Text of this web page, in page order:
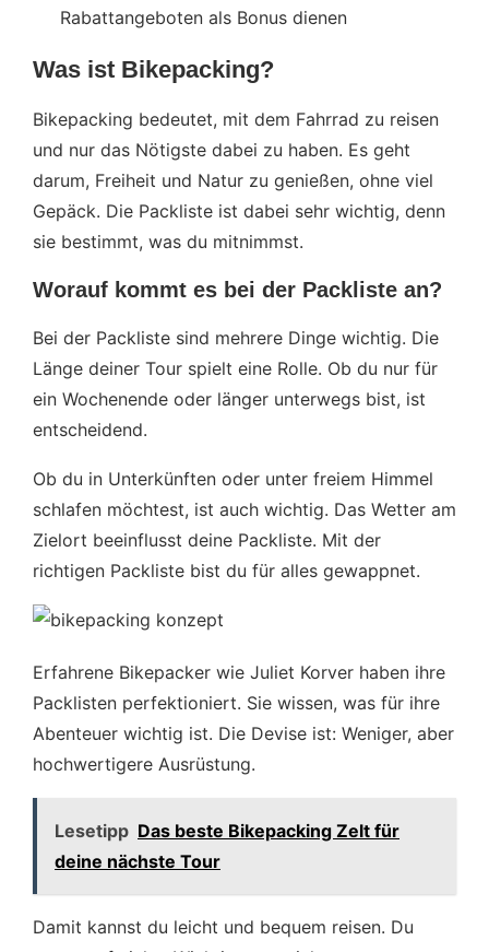
Rabattangeboten als Bonus dienen
Was ist Bikepacking?
Bikepacking bedeutet, mit dem Fahrrad zu reisen
und nur das Nötigste dabei zu haben. Es geht
darum, Freiheit und Natur zu genießen, ohne viel
Gepäck. Die Packliste ist dabei sehr wichtig, denn
sie bestimmt, was du mitnimmst.
Worauf kommt es bei der Packliste an?
Bei der Packliste sind mehrere Dinge wichtig. Die
Länge deiner Tour spielt eine Rolle. Ob du nur für
ein Wochenende oder länger unterwegs bist, ist
entscheidend.
Ob du in Unterkünften oder unter freiem Himmel
schlafen möchtest, ist auch wichtig. Das Wetter am
Zielort beeinflusst deine Packliste. Mit der
richtigen Packliste bist du für alles gewappnet.
Erfahrene Bikepacker wie Juliet Korver haben ihre
Packlisten perfektioniert. Sie wissen, was für ihre
Abenteuer wichtig ist. Die Devise ist: Weniger, aber
hochwertigere Ausrüstung.
Lesetipp Das beste Bikepacking Zelt für
deine nächste Tour
Damit kannst du leicht und bequem reisen. Du